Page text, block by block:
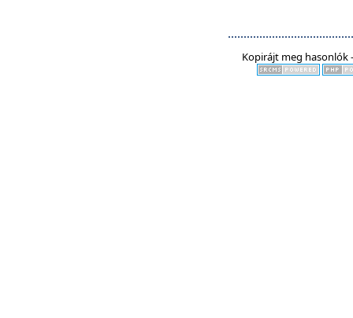
Kopirájt meg hasonlók